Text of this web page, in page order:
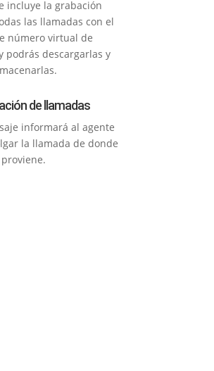
incluye la grabación
las llamadas con el
número virtual de
podrás descargarlas y
de llamadas
informará al agente
la llamada de donde
proviene.